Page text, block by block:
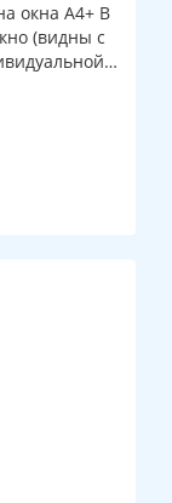
окна А4+ В
(видны с
клапаном)